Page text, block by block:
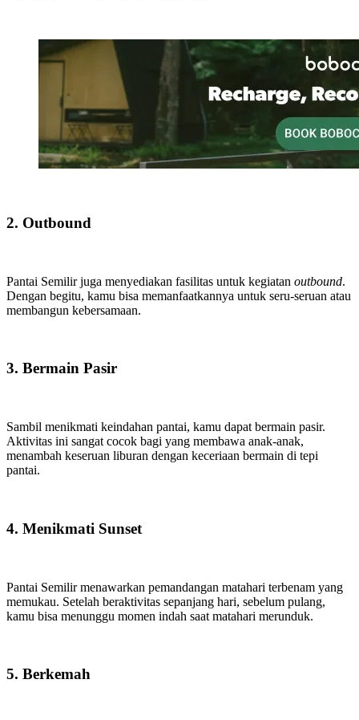
2. Outbound
Pantai Semilir juga menyediakan fasilitas untuk kegiatan outbound.
Dengan begitu, kamu bisa memanfaatkannya untuk seru-seruan atau
membangun kebersamaan.
3. Bermain Pasir
Sambil menikmati keindahan pantai, kamu dapat bermain pasir.
Aktivitas ini sangat cocok bagi yang membawa anak-anak,
menambah keseruan liburan dengan keceriaan bermain di tepi
pantai.
4. Menikmati Sunset
Pantai Semilir menawarkan pemandangan matahari terbenam yang
memukau. Setelah beraktivitas sepanjang hari, sebelum pulang,
kamu bisa menunggu momen indah saat matahari merunduk.
5. Berkemah